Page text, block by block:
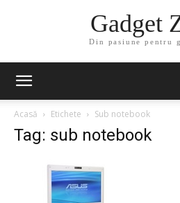
Gadget
Din pasiune pentru
Acasă Etichete Sub notebook
Tag: sub notebook